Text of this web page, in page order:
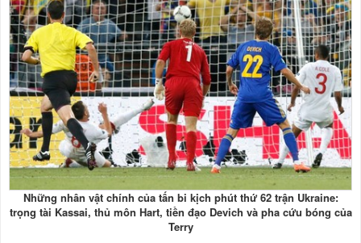
Những nhân vật chính của tấn bi kịch phút thứ 62 trận Ukraine:
trọng tài Kassai, thủ môn Hart, tiền đạo Devich và pha cứu bóng của
Terry